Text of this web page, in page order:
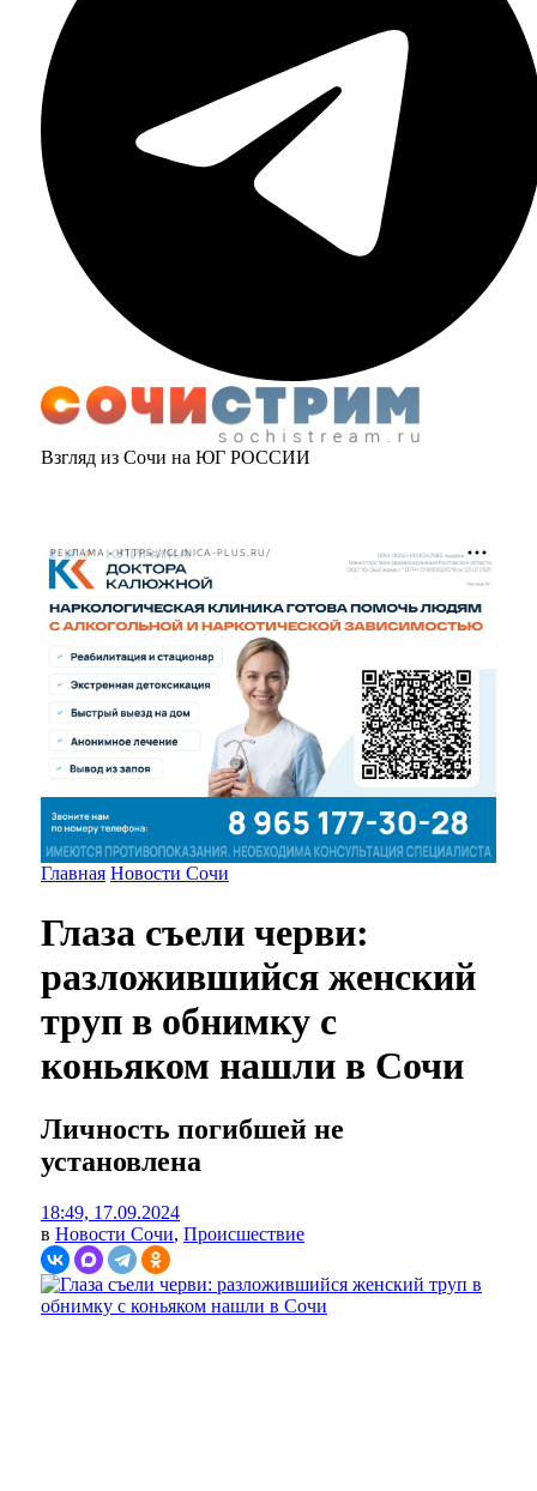
Взгляд из Сочи на ЮГ РОССИИ
РЕКЛАМА • HTTPS://CLINICA-PLUS.RU/
Главная Новости Сочи
Глаза съели черви:
разложившийся женский
труп в обнимку с
коньяком нашли в Сочи
Личность погибшей не
установлена
18:49, 17.09.2024
в Новости Сочи, Происшествие